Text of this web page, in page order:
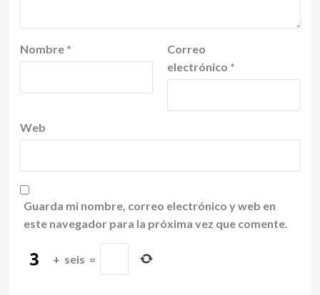
Nombre *
Correo
electrónico *
Web
Guarda mi nombre, correo electrónico y web en
este navegador para la próxima vez que comente.
+ seis =